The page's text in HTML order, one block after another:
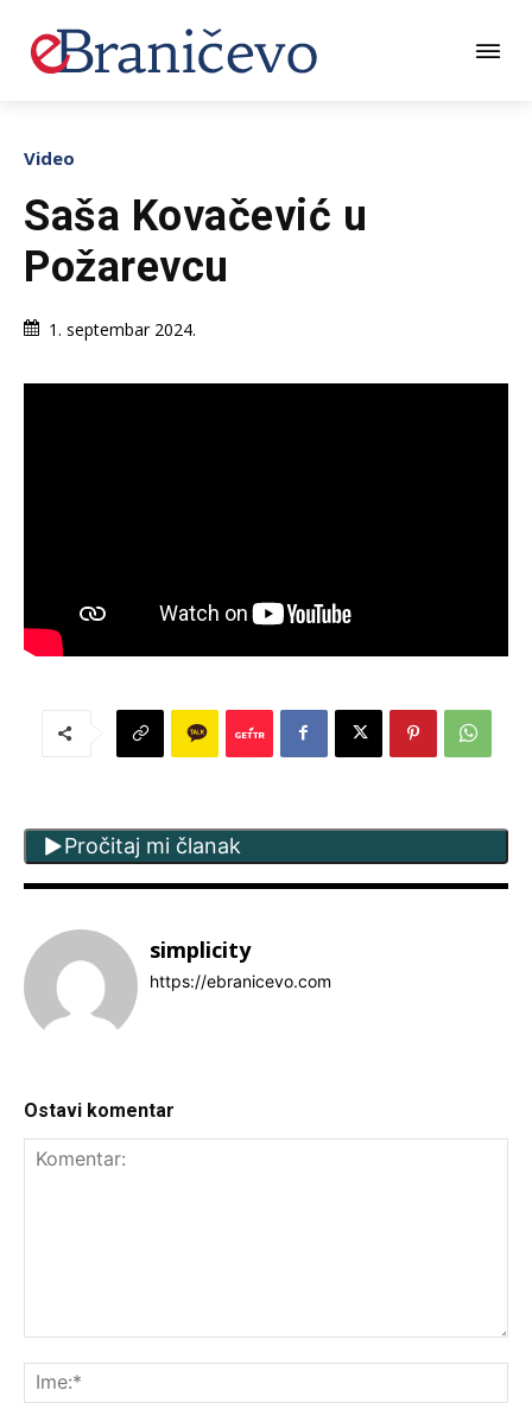
Video
Saša Kovačević u
Požarevcu
1. septembar 2024.
Pročitaj mi članak
simplicity
https://ebranicevo.com
Ostavi komentar